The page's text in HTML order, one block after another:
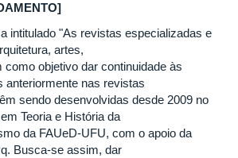
intitulado "As revistas especializadas e
artes,
como objetivo dar continuidade às
anteriormente nas revistas
sendo desenvolvidas desde 2009 no
Teoria e História da
da FAUeD-UFU, com o apoio da
Busca-se assim, dar